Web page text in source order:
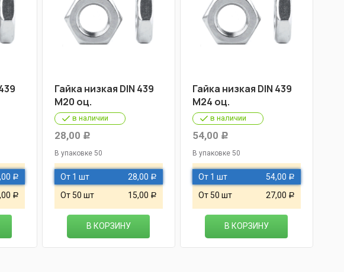
Р
Р
Гайка низкая DIN 439
М20 оц.
в наличии
28,00 Р
В упаковке 50
От 1 шт 28,00 Р
От 50 шт 15,00 Р
В КОРЗИНУ
Гайка низкая DIN 439
М24 оц.
в наличии
54,00 Р
В упаковке 50
От 1 шт 54,00 Р
От 50 шт 27,00 Р
В КОРЗИНУ